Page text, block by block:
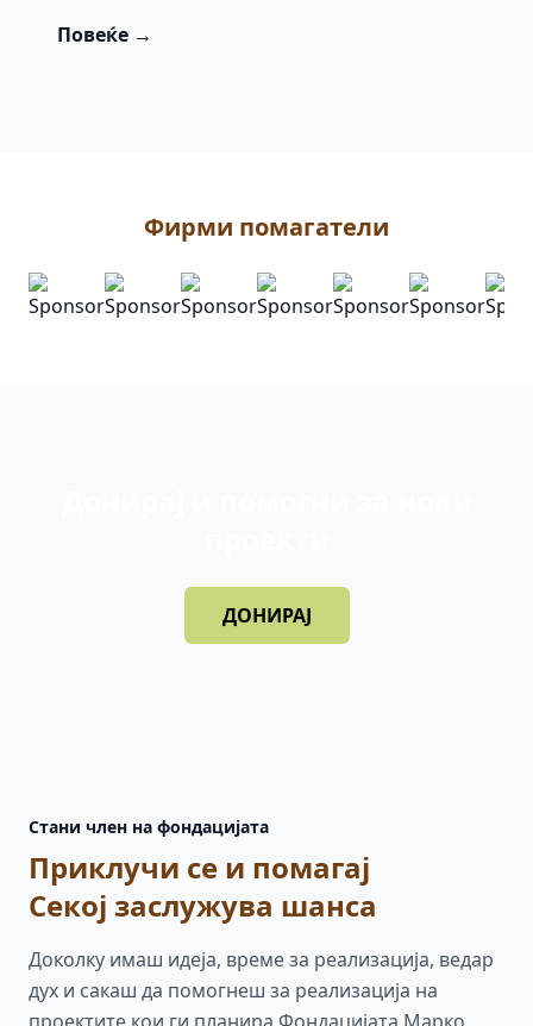
Повеќе →
Фирми помагатели
ДОНИРАЈ
Стани член на фондацијата
Приклучи се и помагај
Секој заслужува шанса
Доколку имаш идеја, време за реализација, ведар
дух и сакаш да помогнеш за реализација на